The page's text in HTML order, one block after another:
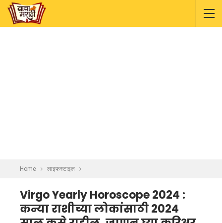
Home लाइफस्टाइल
Virgo Yearly Horoscope 2024 :
कन्या राशीच्या लोकांसाठी 2024